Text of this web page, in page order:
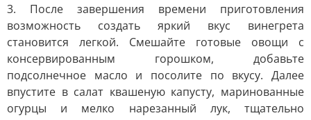
3. После завершения времени приготовления
возможность создать яркий вкус винегрета
становится легкой. Смешайте готовые овощи с
консервированным горошком, добавьте
подсолнечное масло и посолите по вкусу. Далее
впустите в салат квашеную капусту, маринованные
огурцы и мелко нарезанный лук, тщательно